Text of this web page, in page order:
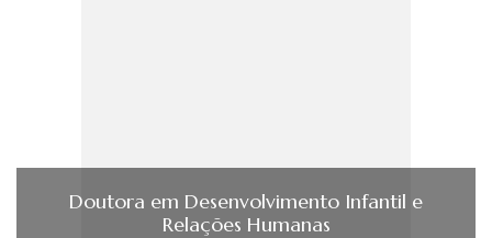
Doutora em Desenvolvimento Infantil e
Relações Humanas